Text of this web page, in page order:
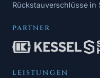
Rückstauverschlüsse in
PARTNER
LEISTUNGEN